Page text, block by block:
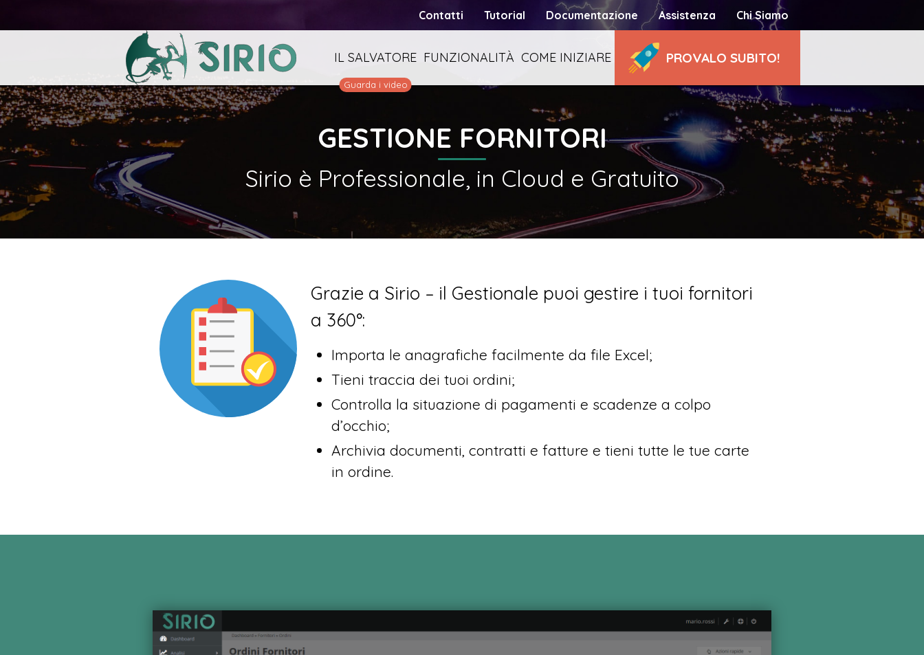
Chi Siamo
Assistenza
Documentazione
Tutorial
Contatti
PROVALO SUBITO!
IL SALVATORE
Guarda i video
FUNZIONALITÀ COME INIZIARE
GESTIONE FORNITORI
Sirio è Professionale, in Cloud e Gratuito
Grazie a Sirio – il Gestionale puoi gestire i tuoi fornitori
a 360°:
Importa le anagrafiche facilmente da file Excel;
Tieni traccia dei tuoi ordini;
Controlla la situazione di pagamenti e scadenze a colpo
d’occhio;
Archivia documenti, contratti e fatture e tieni tutte le tue carte
in ordine.